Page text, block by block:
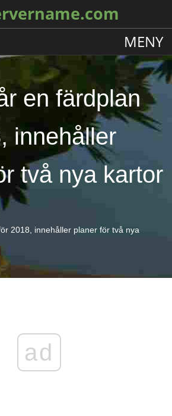
MENY
en färdplan
innehåller
två nya kartor
2018, innehåller planer för två nya
ad